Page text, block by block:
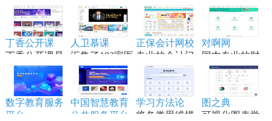
一个通过与 AI
结对编程，将
想法变为现实
的终极工作站
帮助开发者学
习大型系统设
计原理、备战
技术面试，是
系统设计领域
的权威学习资
源。
Knowledge
实用的列表、
手册、备忘
单、黑客技
巧、一行代
码、命令行/网
页工具资源。
本原理,训练流
程,模型构建等
内容,适合具备
一定编程和深
学习者。
丁香公开课
丁香公开课是
将传统线下授
课搬到网络平
台
人卫慕课
汇集了182家医
学高等院校的
顶尖资源
正保会计网校
专业的会计门
户网站，专注
财会职业培训
品牌,从事初级
会计职称考试
对啊网
国内专业的财
经财会会计类
职业教育分班
直播网校
数字教育服务
平台
中国智慧教育
公共服务平台
学习方法论
将各类思维模
图之典
可视化图表学